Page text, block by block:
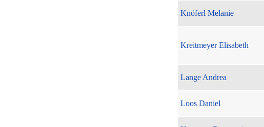
Knöferl Melanie
Kreitmeyer Elisabeth
Lange Andrea
Loos Daniel